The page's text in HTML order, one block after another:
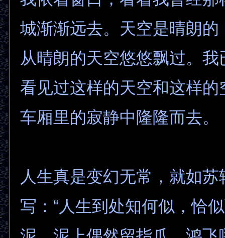
城渐渐远去。天空是晴朗的
从晴朗的天空悠悠飘过。
看见过这样的天空和这样的
车厢里的寂静中隆隆而去。
人生真是变幻无常，就如
写：“人生到处知何似，恰